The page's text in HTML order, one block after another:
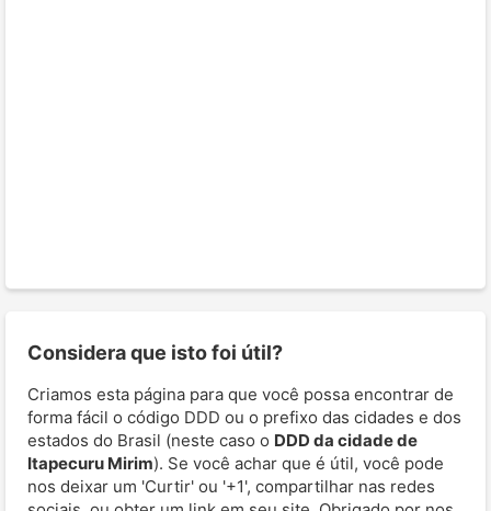
Considera que isto foi útil?
Criamos esta página para que você possa encontrar de
forma fácil o código DDD ou o prefixo das cidades e dos
estados do Brasil (neste caso o DDD da cidade de
Itapecuru Mirim). Se você achar que é útil, você pode
nos deixar um 'Curtir' ou '+1', compartilhar nas redes